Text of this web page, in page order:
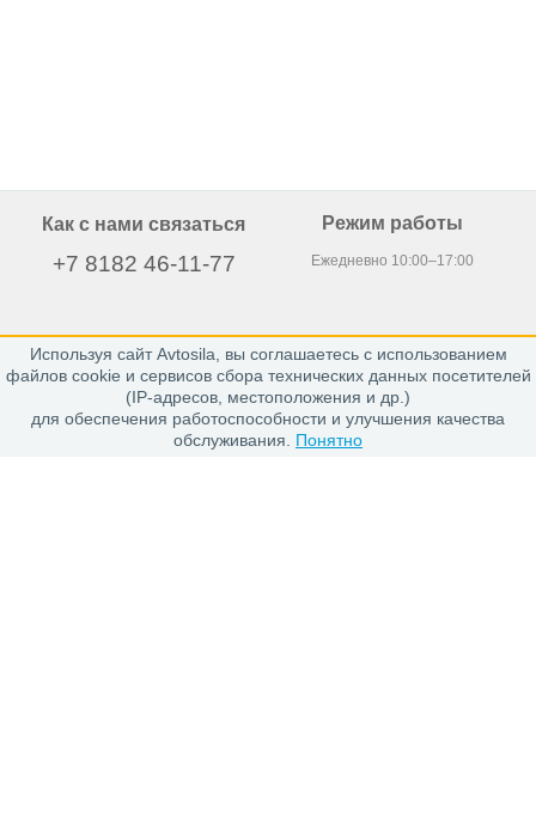
Используя сайт Avtosila, вы соглашаетесь с использованием
файлов cookie и сервисов сбора технических данных посетителей
(IP-адресов, местоположения и др.)
для обеспечения работоспособности и улучшения качества
обслуживания. Понятно
Как с нами связаться
+7 8182 46-11-77
163020, г. Архангельск,
пр. Никольский 15, офис 212
Режим работы
Ежедневно 10:00–17:00
Каталог